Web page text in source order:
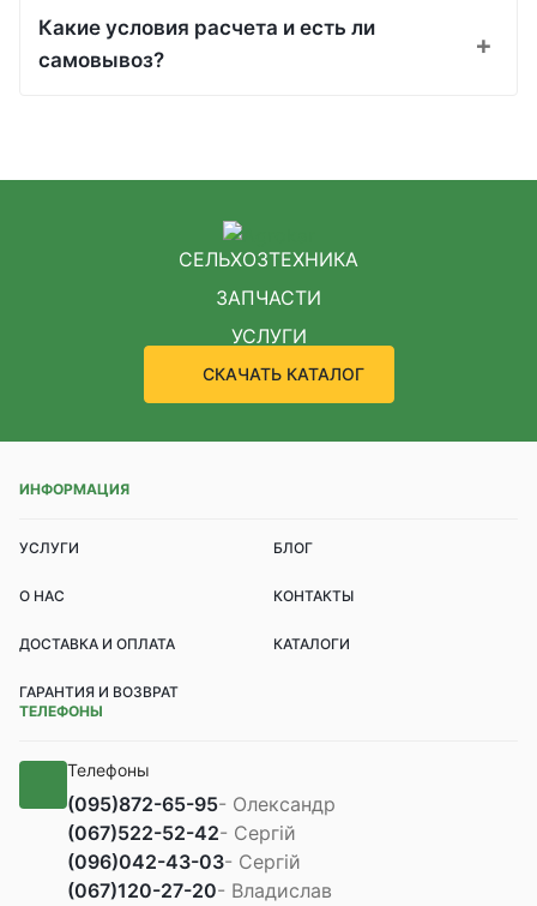
Какие условия расчета и есть ли
самовывоз?
СЕЛЬХОЗТЕХНИКА
ЗАПЧАСТИ
УСЛУГИ
СКАЧАТЬ КАТАЛОГ
ИНФОРМАЦИЯ
УСЛУГИ БЛОГ
О НАС КОНТАКТЫ
ДОСТАВКА И ОПЛАТА КАТАЛОГИ
ГАРАНТИЯ И ВОЗВРАТ
ТЕЛЕФОНЫ
Телефоны
(095)872-65-95- Олександр
(067)522-52-42- Сергій
(096)042-43-03- Сергій
(067)120-27-20- Владислав